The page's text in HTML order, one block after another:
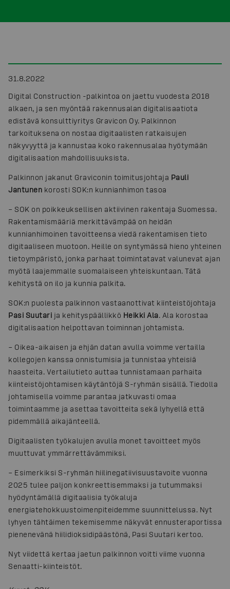
31.8.2022
Digital Construction -palkintoa on jaettu vuodesta 2018
alkaen, ja sen myöntää rakennusalan digitalisaatiota
edistävä konsulttiyritys Gravicon Oy. Palkinnon
tarkoituksena on nostaa digitaalisten ratkaisujen
näkyvyyttä ja kannustaa koko rakennusalaa hyötymään
digitalisaation mahdollisuuksista.
Palkinnon jakanut Graviconin toimitusjohtaja Pauli
Jantunen korosti SOK:n kunnianhimon tasoa
– SOK on poikkeuksellisen aktiivinen rakentaja Suomessa.
Rakentamismääriä merkittävämpää on heidän
kunnianhimoinen tavoitteensa viedä rakentamisen tieto
digitaaliseen muotoon. Heille on syntymässä hieno yhteinen
tietoympäristö, jonka parhaat toimintatavat valunevat ajan
myötä laajemmalle suomalaiseen yhteiskuntaan. Tätä
kehitystä on ilo ja kunnia palkita.
SOK:n puolesta palkinnon vastaanottivat kiinteistöjohtaja
Pasi Suutari ja kehityspäällikkö Heikki Ala. Ala korostaa
digitalisaation helpottavan toiminnan johtamista.
– Oikea-aikaisen ja ehjän datan avulla voimme vertailla
kollegojen kanssa onnistumisia ja tunnistaa yhteisiä
haasteita. Vertailutieto auttaa tunnistamaan parhaita
kiinteistöjohtamisen käytäntöjä S-ryhmän sisällä. Tiedolla
johtamisella voimme parantaa jatkuvasti omaa
toimintaamme ja asettaa tavoitteita sekä lyhyellä että
pidemmällä aikajänteellä.
Digitaalisten työkalujen avulla monet tavoitteet myös
muuttuvat ymmärrettävämmiksi.
– Esimerkiksi S-ryhmän hiilinegatiivisuustavoite vuonna
2025 tulee paljon konkreettisemmaksi ja tutummaksi
hyödyntämällä digitaalisia työkaluja
energiatehokkuustoimenpiteidemme suunnittelussa. Nyt
lyhyen tähtäimen tekemisemme näkyvät ennusteraportissa
pienenevänä hiilidioksidipäästönä, Pasi Suutari kertoo.
Nyt viidettä kertaa jaetun palkinnon voitti viime vuonna
Senaatti-kiinteistöt.